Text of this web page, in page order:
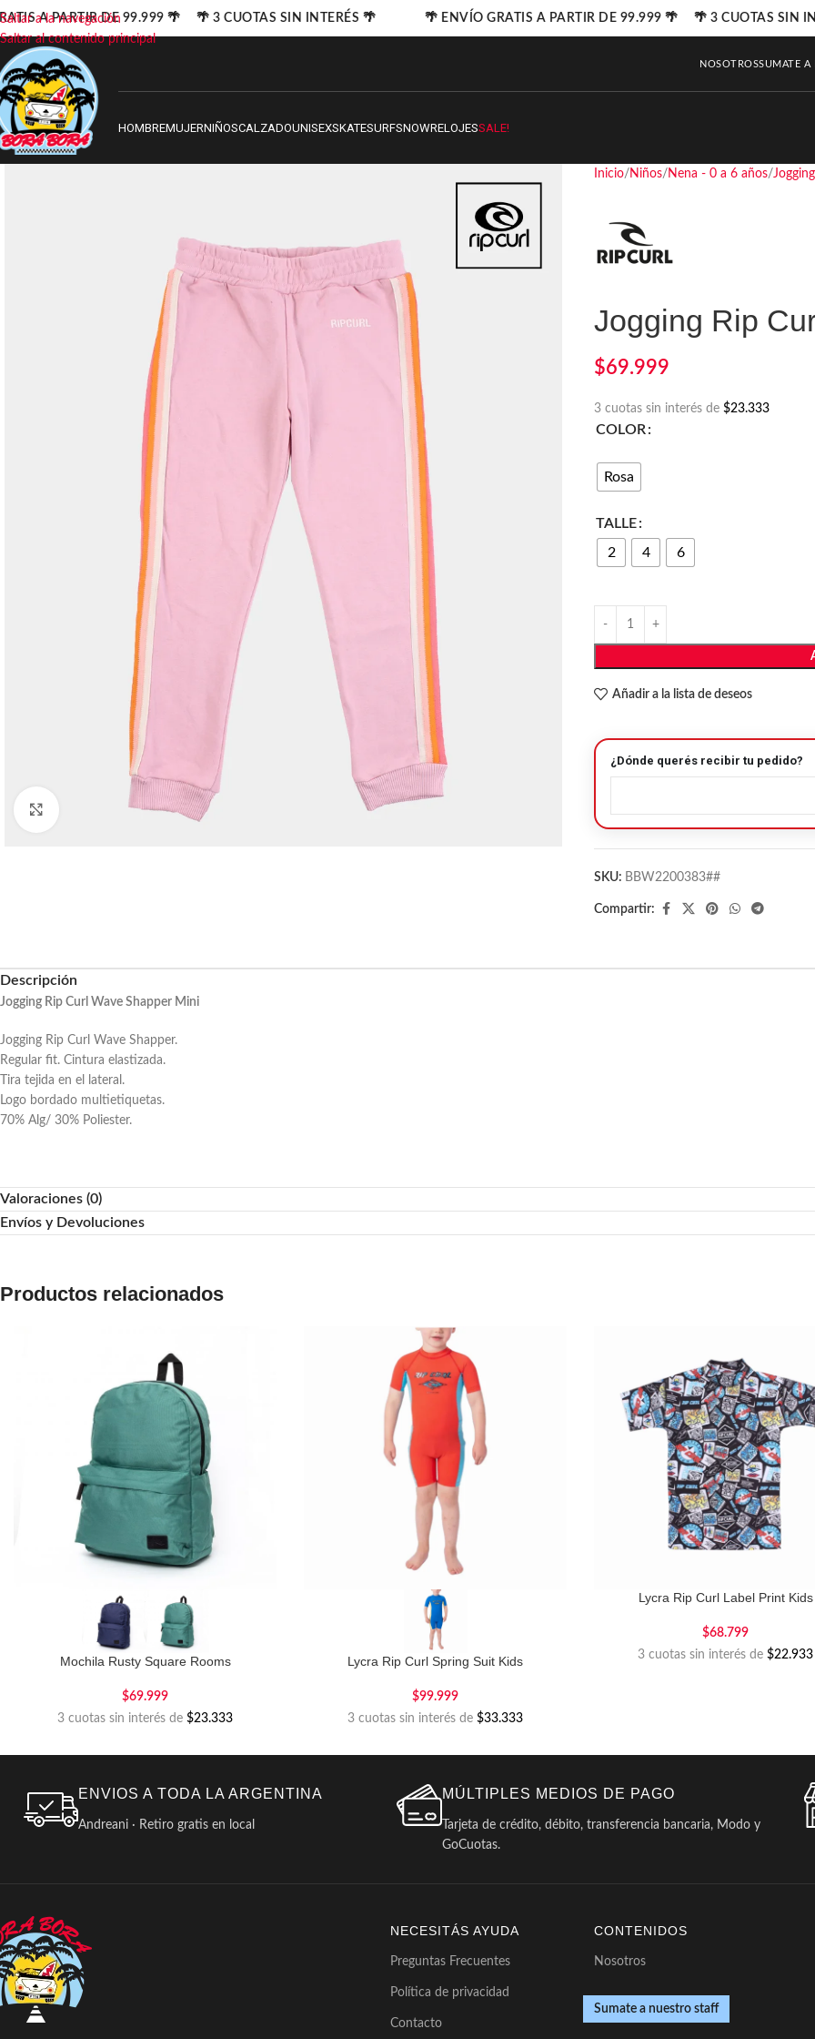
Saltar a la navegación
Saltar al contenido principal
NOSOTROSSUMATE A
HOMBREMUJERNIÑOSCALZADOUNISEXSKATESURFSNOWRELOJESSALE!
Haga clic para ampliar
Inicio Niños Nena - 0 a 6 años
Jogging Rip
$69.999
3 cuotas sin interés de$23.333
COLOR
Rosa
TALLE
2
4 6
Añadir a la lista de deseos
¿Dónde querés recibir tu pedido?
SKU: BBW2200383##
Compartir:
Descripción
Jogging Rip Curl Wave Shapper Mini
Jogging Rip Curl Wave Shapper.
Regular fit. Cintura elastizada.
Tira tejida en el lateral.
Logo bordado multietiquetas.
70% Alg/ 30% Poliester.
Valoraciones (0)
Envíos y Devoluciones
Productos relacionados
Mochila Rusty Square Rooms
$69.999
3 cuotas sin interés de$23.333
Lycra Rip Curl Spring Suit Kids
$99.999
3 cuotas sin interés de$33.333
Lycra Rip Curl Label Print Kids
$68.799
3 cuotas sin interés de$22.933
ENVIOS A TODA LA ARGENTINA
Andreani · Retiro gratis en local
MÚLTIPLES MEDIOS DE PAGO
Tarjeta de crédito, débito, transferencia bancaria, Modo y
GoCuotas.
NECESITÁS AYUDA
Preguntas Frecuentes
Política de privacidad
Contacto
CONTENIDOS
Nosotros
Sumate a nuestro staff
A PARTIR DE 99.999 🌴 🌴 3 CUOTAS SIN INTERÉS 🌴 🌴 ENVÍO GRATIS A PARTIR DE 99.999 🌴 🌴 3 CUOTAS SIN